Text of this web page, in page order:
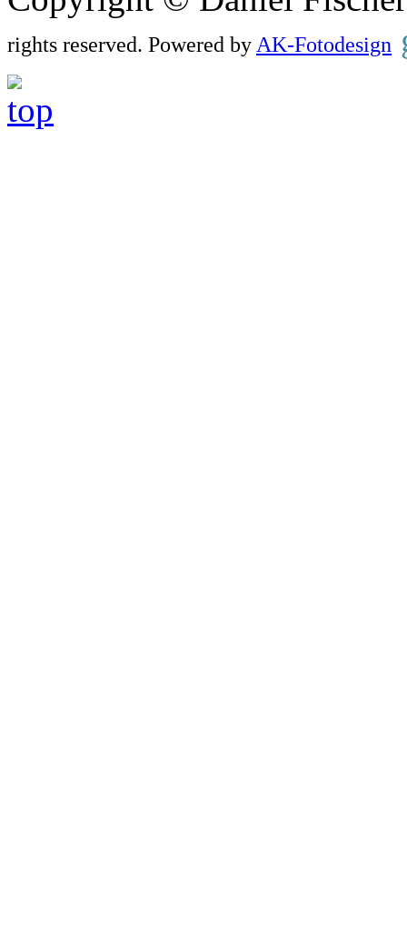
rights reserved. Powered by AK-Fotodesign